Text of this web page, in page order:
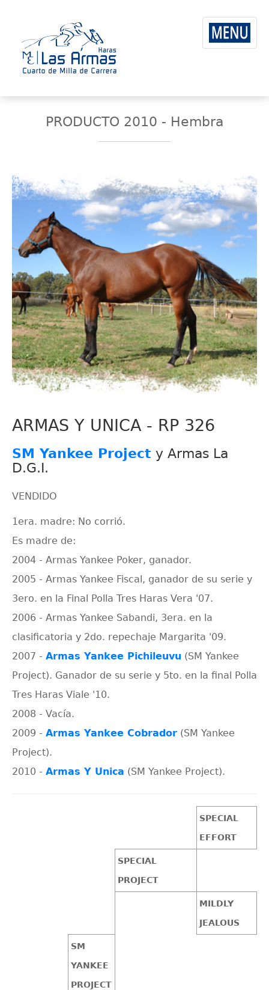
PRODUCTO 2010 - Hembra
ARMAS Y UNICA - RP 326
SM Yankee Project y Armas La
D.G.I.
VENDIDO
1era. madre: No corrió.
Es madre de:
2004 - Armas Yankee Poker, ganador.
2005 - Armas Yankee Fiscal, ganador de su serie y
3ero. en la Final Polla Tres Haras Vera '07.
2006 - Armas Yankee Sabandi, 3era. en la
clasificatoria y 2do. repechaje Margarita '09.
2007 - Armas Yankee Pichileuvu (SM Yankee
Project). Ganador de su serie y 5to. en la final Polla
Tres Haras Viale '10.
2008 - Vacía.
2009 - Armas Yankee Cobrador (SM Yankee
Project).
2010 - Armas Y Unica (SM Yankee Project).
SPECIAL
EFFORT
SPECIAL
PROJECT
MILDLY
JEALOUS
SM
YANKEE
PROJECT